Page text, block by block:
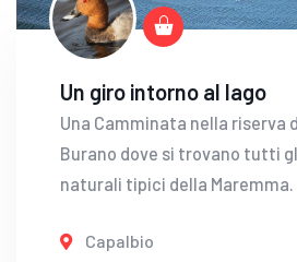
Un giro intorno al lago
Una Camminata nella riserva
Burano dove si trovano tutti
naturali tipici della Maremma.
Capalbio